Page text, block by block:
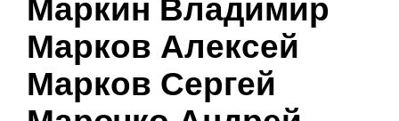
Маркин Владимир
Марков Алексей
Марков Сергей